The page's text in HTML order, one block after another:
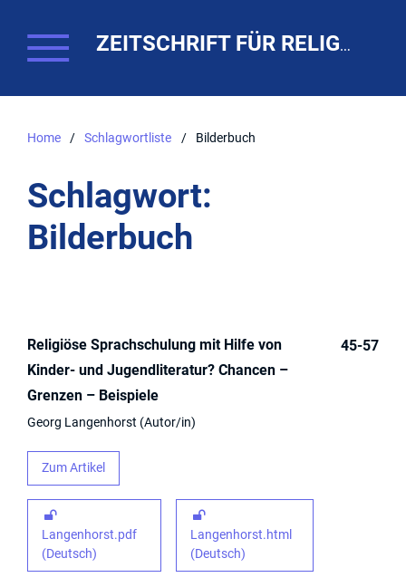
ZEITSCHRIFT FÜR RELIGIONSPÄDAGOGIK. THEO-WEB
Home / Schlagwortliste / Bilderbuch
Schlagwort:
Bilderbuch
Religiöse Sprachschulung mit Hilfe von
Kinder- und Jugendliteratur? Chancen –
Grenzen – Beispiele
Georg Langenhorst Autor/in
Zum Artikel
Langenhorst.pdf
(Deutsch)
Langenhorst.html
(Deutsch)
45-57